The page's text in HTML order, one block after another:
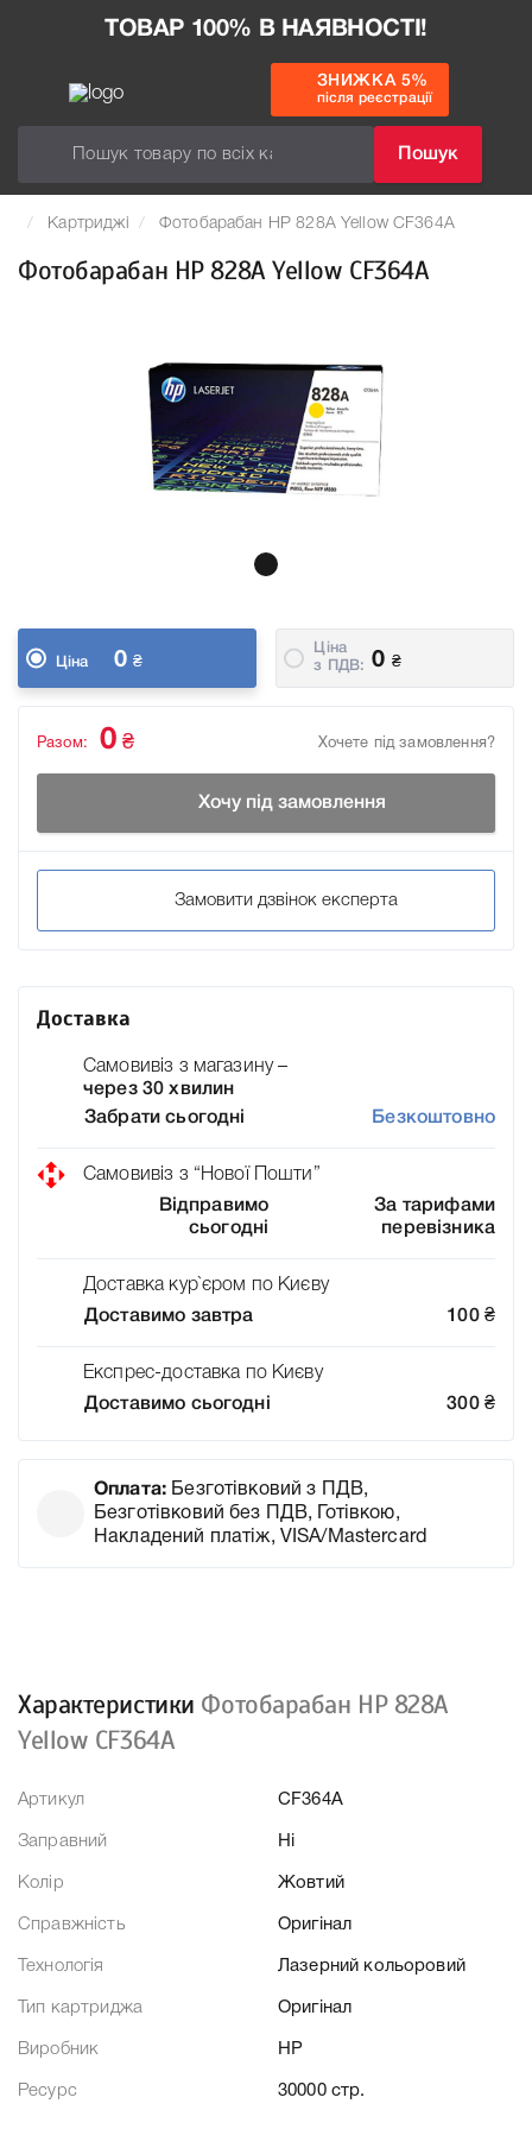
ТОВАР 100% В НАЯВНОСТІ!
Пошук
ЗНИЖКА 5%
після реєстрації
Картриджі Фотобарабан HP 828A Yellow CF364A
Фотобарабан HP 828A Yellow CF364A
Ціна 0 ₴
Ціна
з ПДВ:
0 ₴
Хочете під замовлення?
Разом: 0 ₴
Хочу під замовлення
Замовити дзвінок експерта
Доставка
Самовивіз з магазину –
через 30 хвилин
Забрати сьогодні
Безкоштовно
Самовивіз з “Нової Пошти”
Відправимо
сьогодні
За тарифами
перевізника
Доставка кур`єром по Києву
Доставимо завтра
100 ₴
Експрес-доставка по Києву
Доставимо сьогодні
300 ₴
Оплата: Безготівковий з ПДВ,
Безготівковий без ПДВ, Готівкою,
Накладений платіж, VISA/Mastercard
Характеристики Фотобарабан HP 828A
Yellow CF364A
Артикул CF364A
Заправний Ні
Колір Жовтий
Справжність Оригінал
Технологія Лазерний кольоровий
Тип картриджа Оригінал
Виробник HP
Ресурс 30000 стр.